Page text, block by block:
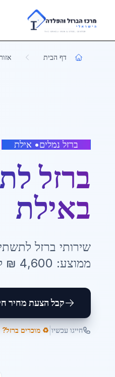
Skip to main content
דף הבית
ברזל נמלים• אילת
ברזל
באילת
שירותי ברזל
ממוצע: 4,600
₪
קבל הצעת מחיר
חייגו עכשיו ♻️ מוכרים ברזל?